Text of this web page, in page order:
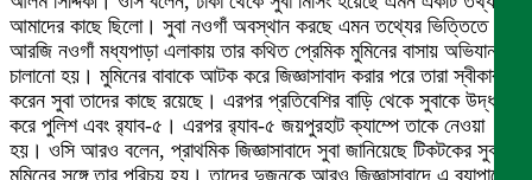
আমাদের কাছে ছিলো। সুবা নওগাঁ অবস্থান করছে এমন তথ্যের ভিত্তিতে
আরজি নওগাঁ মধ্যপাড়া এলাকায় তার কথিত প্রেমিক মুমিনের বাসায় অভিযান
চালানো হয়। মুমিনের বাবাকে আটক করে জিজ্ঞাসাবাদ করার পরে তারা স্বীকার
করেন সুবা তাদের কাছে রয়েছে। এরপর প্রতিবেশির বাড়ি থেকে সুবাকে উদ্ধার
করে পুলিশ এবং র‌্যাব-৫। এরপর র‌্যাব-৫ জয়পুরহাট ক্যাম্পে তাকে নেওয়া
হয়। ওসি আরও বলেন, প্রাথমিক জিজ্ঞাসাবাদে সুবা জানিয়েছে টিকটকের সুবাদে
মুমিনের সঙ্গে তার পরিচয় হয়। তাদের দুজনকে আরও জিজ্ঞাসাবাদে এ ব্যাপারে